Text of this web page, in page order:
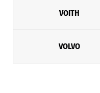
VOITH
VOLVO